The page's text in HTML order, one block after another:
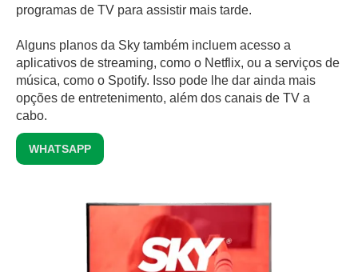
programas de TV para assistir mais tarde.
Alguns planos da Sky também incluem acesso a
aplicativos de streaming, como o Netflix, ou a serviços de
música, como o Spotify. Isso pode lhe dar ainda mais
opções de entretenimento, além dos canais de TV a
cabo.
WHATSAPP